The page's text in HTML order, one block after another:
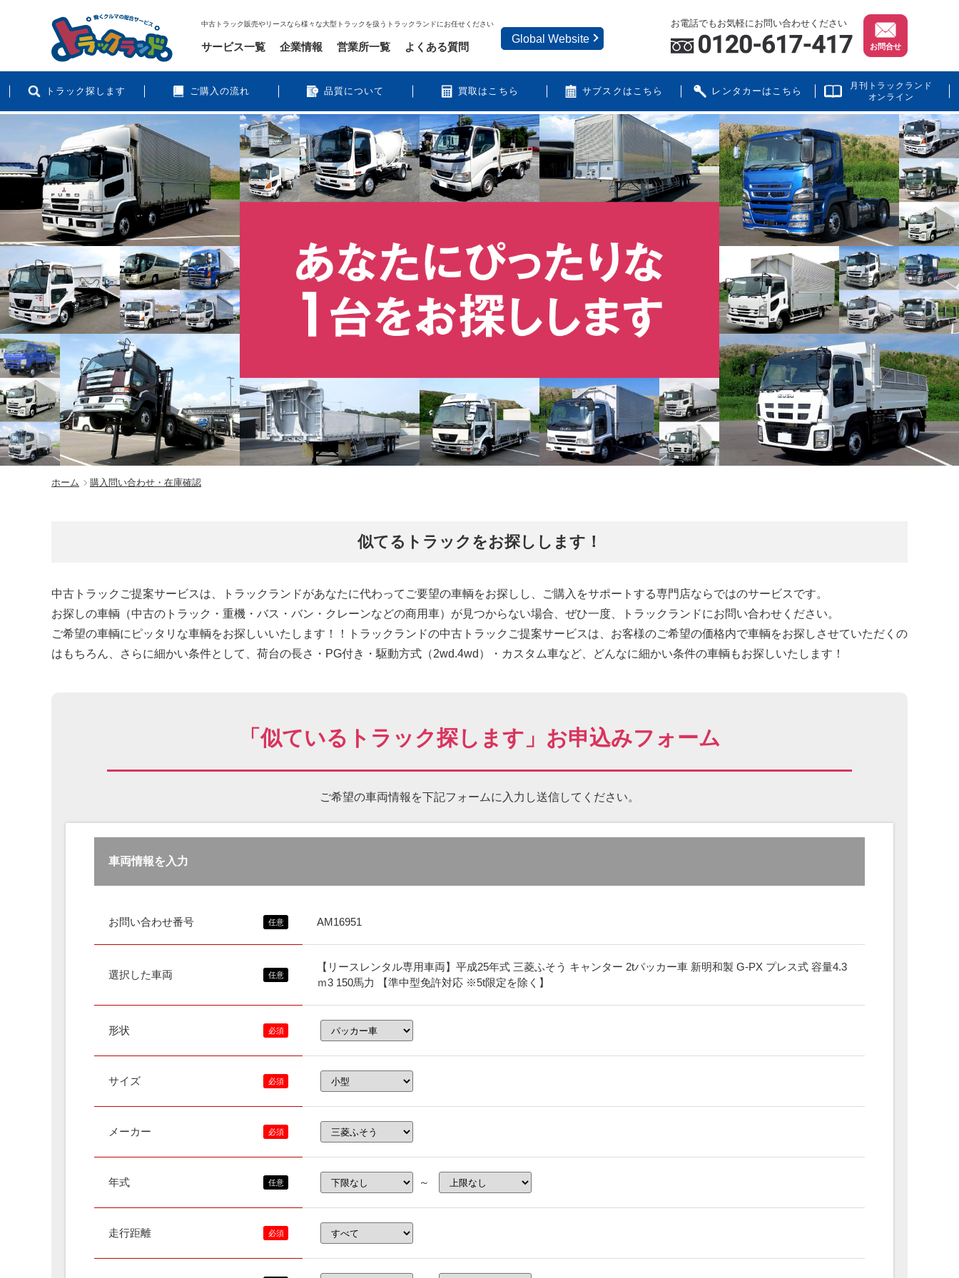
中古トラック販売やリースなら様々な大型トラックを扱うトラックランドにお任せください お電話でもお気軽にお問い合わせください
お問合せ
トラック探します ご購入の流れ 品質について 買取はこちら サブスクはこちら レンタカーはこちら
月刊トラックランド
オンライン
サービス一覧 企業情報 営業所一覧 よくある質問
Global Website
ホーム 購入問い合わせ・在庫確認
似てるトラックをお探しします！
中古トラックご提案サービスは、トラックランドがあなたに代わってご要望の車輌をお探しし、ご購入をサポートする専門店ならではのサービスです。
お探しの車輌（中古のトラック・重機・バス・バン・クレーンなどの商用車）が見つからない場合、ぜひ一度、トラックランドにお問い合わせください。
ご希望の車輌にピッタリな車輌をお探しいいたします！！トラックランドの中古トラックご提案サービスは、お客様のご希望の価格内で車輌をお探しさせていただくの
はもちろん、さらに細かい条件として、荷台の長さ・PG付き・駆動方式（2wd.4wd）・カスタム車など、どんなに細かい条件の車輌もお探しいたします！
「似ているトラック探します」お申込みフォーム
ご希望の車両情報を下記フォームに 入力し送信してください。
車両情報を入力
お問い合わせ番号 AM16951
選択した車両
【リースレンタル専用車両】平成25年式 三菱ふそう キャンター 2tパッカー車 新明和製 G-PX プレス式 容量4.3
ｍ3 150馬力 【準中型免許対応 ※5t限定を除く】
形状
サイズ
メーカー
年式 ～
走行距離